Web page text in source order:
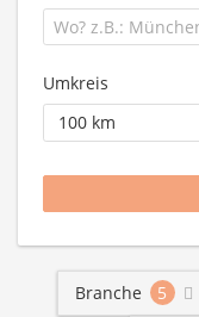
Umkreis
Branche 5